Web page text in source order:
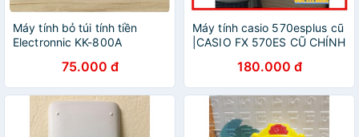
Máy tính bỏ túi tính tiền
Electronnic KK-800A
75.000 đ
Máy tính casio 570esplus cũ
|CASIO FX 570ES CŨ CHÍNH
180.000 đ